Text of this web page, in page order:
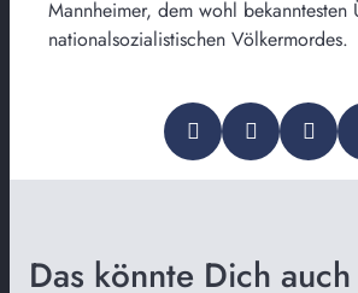
Mannheimer, dem wohl bekanntesten
nationalsozialistischen Völkermordes.
Das könnte Dich auch